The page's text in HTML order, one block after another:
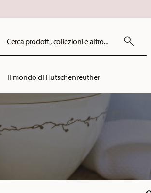
Cerca prodotti, collezioni e altro...
Il mondo di Hutschenreuther